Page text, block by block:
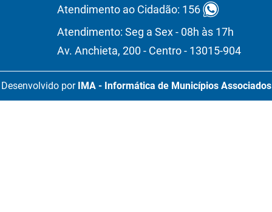
Atendimento ao Cidadão: 156
Atendimento: Seg a Sex - 08h às 17h
Av. Anchieta, 200 - Centro - 13015-904
Desenvolvido por IMA - Informática de Municípios Associados